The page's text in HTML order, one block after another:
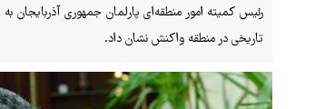
رئیس کمیته امور منطقه‌ای پارلمان جمهوری آذربایجان
تاریخی در منطقه واکنش نشان داد.